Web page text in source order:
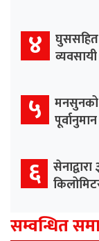
४ घुससहित
५ मनसुनको
पूर्वानुमान
६
सम्वन्धित